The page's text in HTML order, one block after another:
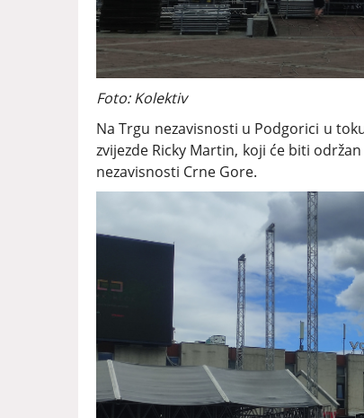
Foto: Kolektiv
Na Trgu nezavisnosti u Podgorici u
zvijezde Ricky Martin, koji će biti
nezavisnosti Crne Gore.